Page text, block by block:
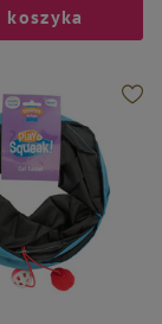
koszyka